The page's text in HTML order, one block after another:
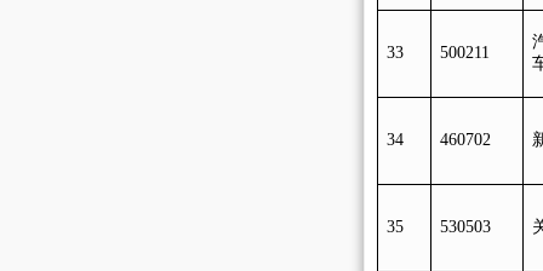
33 500211
34 460702
35 530503